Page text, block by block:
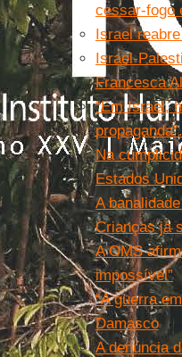
cessar-fogo
Israel
Israel-
Francesca
“Em Israel,
Na
Estados
A
Crianças já
A OMS
impossível”
“A guerra
Damasco
A denúncia